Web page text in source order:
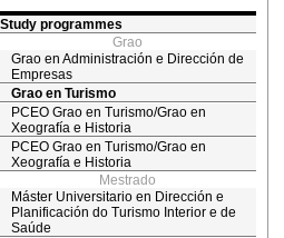
Study programmes
Grao
Grao en Administración e Dirección de
Empresas
Grao en Turismo
PCEO Grao en Turismo/Grao en
Xeografía e Historia
PCEO Grao en Turismo/Grao en
Xeografía e Historia
Mestrado
Máster Universitario en Dirección e
Planificación do Turismo Interior e de
Saúde